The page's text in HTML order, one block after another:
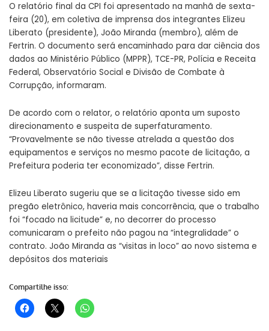
O relatório final da CPI foi apresentado na manhã de sexta-
feira (20), em coletiva de imprensa dos integrantes Elizeu
Liberato (presidente), João Miranda (membro), além de
Fertrin. O documento será encaminhado para dar ciência dos
dados ao Ministério Público (MPPR), TCE-PR, Polícia e Receita
Federal, Observatório Social e Divisão de Combate à
Corrupção, informaram.
De acordo com o relator, o relatório aponta um suposto
direcionamento e suspeita de superfaturamento.
“Provavelmente se não tivesse atrelada a questão dos
equipamentos e serviços no mesmo pacote de licitação, a
Prefeitura poderia ter economizado”, disse Fertrin.
Elizeu Liberato sugeriu que se a licitação tivesse sido em
pregão eletrônico, haveria mais concorrência, que o trabalho
foi “focado na licitude” e, no decorrer do processo
comunicaram o prefeito não pagou na “integralidade” o
contrato. João Miranda as “visitas in loco” ao novo sistema e
depósitos dos materiais
Compartilhe isso: